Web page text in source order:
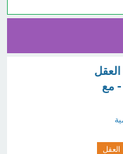
- مع
العقل